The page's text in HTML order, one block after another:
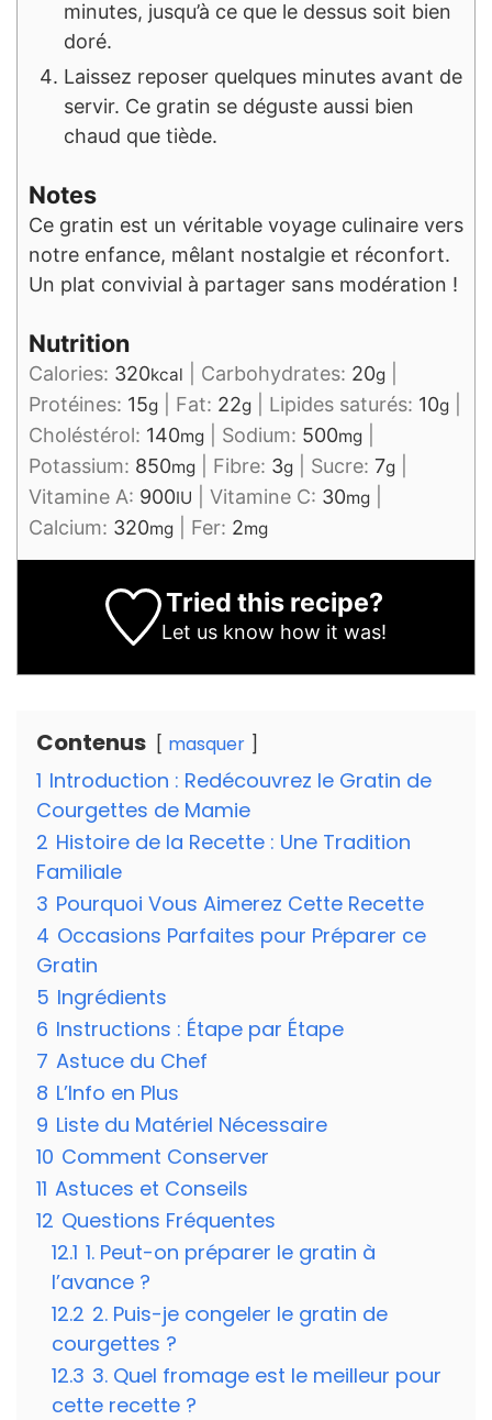
minutes, jusqu’à ce que le dessus soit bien
doré.
Laissez reposer quelques minutes avant de
servir. Ce gratin se déguste aussi bien
chaud que tiède.
Notes
Ce gratin est un véritable voyage culinaire vers
notre enfance, mêlant nostalgie et réconfort.
Un plat convivial à partager sans modération !
Nutrition
Calories: 320kcal Carbohydrates: 20g
Protéines: 15g Fat: 22g Lipides saturés: 10g
Choléstérol: 140mg Sodium: 500mg
Potassium: 850mg Fibre: 3g Sucre: 7g
Vitamine A: 900IU Vitamine C: 30mg
Calcium: 320mg Fer: 2mg
Tried this recipe?
Let us know how it was!
Contenus masquer
1 Introduction : Redécouvrez le Gratin de
Courgettes de Mamie
2 Histoire de la Recette : Une Tradition
Familiale
3 Pourquoi Vous Aimerez Cette Recette
4 Occasions Parfaites pour Préparer ce
Gratin
5 Ingrédients
6 Instructions : Étape par Étape
7 Astuce du Chef
8 L’Info en Plus
9 Liste du Matériel Nécessaire
10 Comment Conserver
11 Astuces et Conseils
12 Questions Fréquentes
12.1 1. Peut-on préparer le gratin à
l’avance ?
12.2 2. Puis-je congeler le gratin de
courgettes ?
12.3 3. Quel fromage est le meilleur pour
cette recette ?